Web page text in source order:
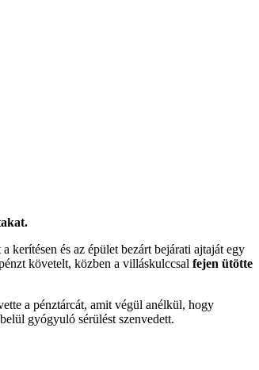
kerítésen és az épület bezárt bejárati ajtaját egy
követelt, közben a villáskulccsal fejen ütötte
a pénztárcát, amit végül anélkül, hogy
gyógyuló sérülést szenvedett.